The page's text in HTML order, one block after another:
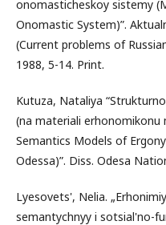
onomasticheskoy sistemy
Onomastic System)”.
(Current problems of
1988, 5-14. Print.
Kutuza, Nataliya
(na materiali erhonomikonu
Semantics Models of
Odessa)”. Diss. Odesa
Lyesovets', Nelia.
semantychnyy i sotsial'no-